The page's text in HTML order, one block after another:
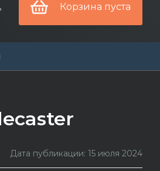
Корзина пуста
Дата публикации: 15 июля 2024